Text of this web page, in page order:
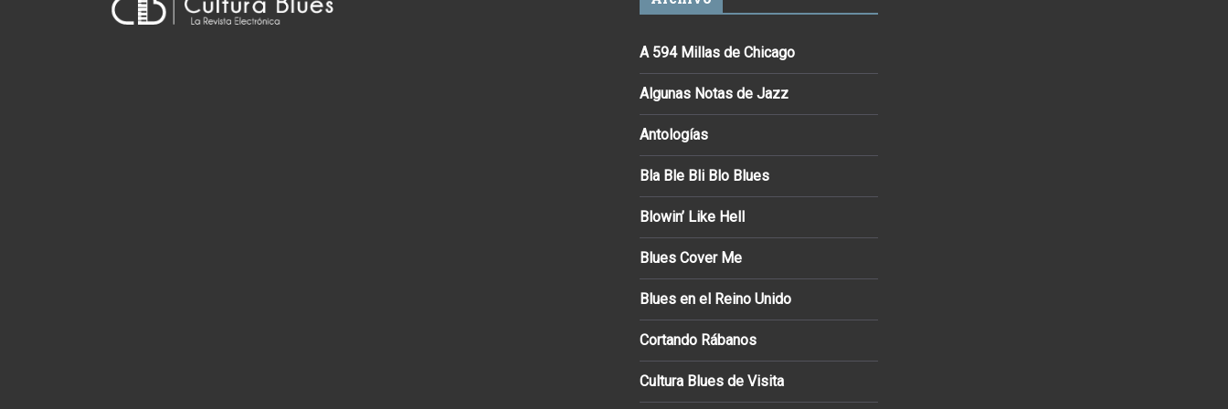
A 594 Millas de Chicago
Algunas Notas de Jazz
Antologías
Bla Ble Bli Blo Blues
Blowin’ Like Hell
Blues Cover Me
Blues en el Reino Unido
Cortando Rábanos
Cultura Blues de Visita